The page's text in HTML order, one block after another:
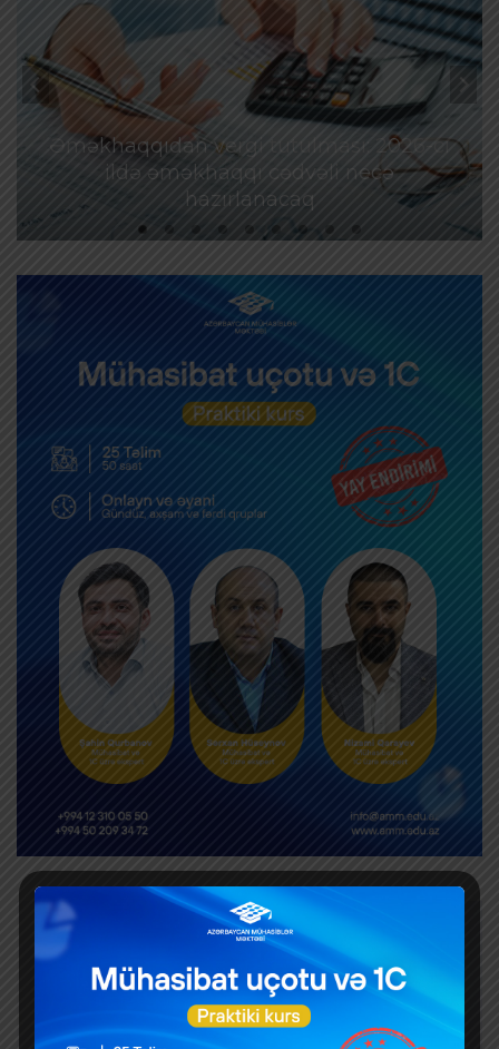
Əməkhaqqıdan vergi tutulması: 2026-cı
ildə əməkhaqqı cədvəli necə
hazırlanacaq